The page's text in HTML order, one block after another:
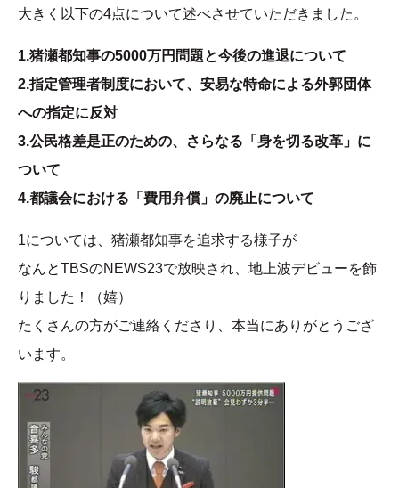
大きく以下の4点について述べさせていただきました。
1.猪瀬都知事の5000万円問題と今後の進退について
2.指定管理者制度において、安易な特命による外郭団体
への指定に反対
3.公民格差是正のための、さらなる「身を切る改革」に
ついて
4.都議会における「費用弁償」の廃止について
1については、猪瀬都知事を追求する様子が
なんとTBSのNEWS23で放映され、地上波デビューを飾
りました！（嬉）
たくさんの方がご連絡くださり、本当にありがとうござ
います。